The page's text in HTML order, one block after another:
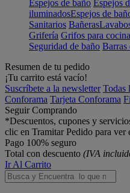
Espejos de baño Espejos
iluminadosEspejos de
Sanitarios Bañeras
Grifería Grifos para cocina
Seguridad de baño Barras
Resumen de tu pedido
¡Tu carrito está vacío!
Suscríbete a la newsletter Todas
Conforama Tarjeta Conforama
Seguir Comprando
*Descuentos, cupones y
clic en Tramitar Pedido para ver
Pago 100% seguro
Total con descuento (IVA
Ir Al Carrito